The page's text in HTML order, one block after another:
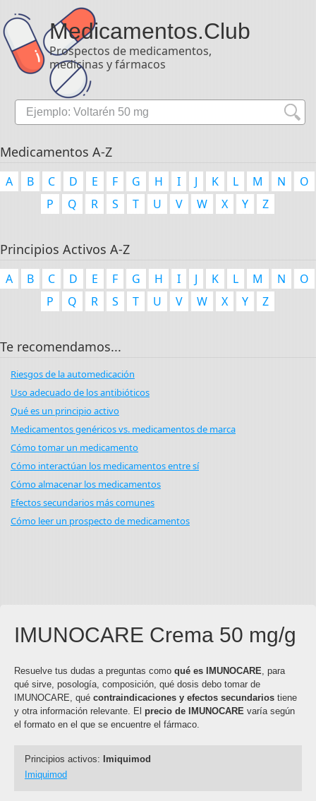
Medicamentos.Club
Prospectos de medicamentos,
medicinas y fármacos
Medicamentos A-Z
A B C D E F G H I J K L M N
O
P
Q R S T U V W X Y Z
Principios Activos A-Z
A B C D E F G H I J K L M N
O
P
Q R S T U V W X Y Z
Te recomendamos...
Riesgos de la automedicación
Uso adecuado de los antibióticos
Qué es un principio activo
Medicamentos genéricos vs. medicamentos de marca
Cómo tomar un medicamento
Cómo interactúan los medicamentos entre sí
Cómo almacenar los medicamentos
Efectos secundarios más comunes
Cómo leer un prospecto de medicamentos
IMUNOCARE Crema 50 mg/g
Resuelve tus dudas a preguntas como qué es IMUNOCARE, para
qué sirve, posología, composición, qué dosis debo tomar de
IMUNOCARE, qué contraindicaciones y efectos secundarios tiene
y otra información relevante. El precio de IMUNOCARE varía según
el formato en el que se encuentre el fármaco.
Principios activos:
Imiquimod
Imiquimod